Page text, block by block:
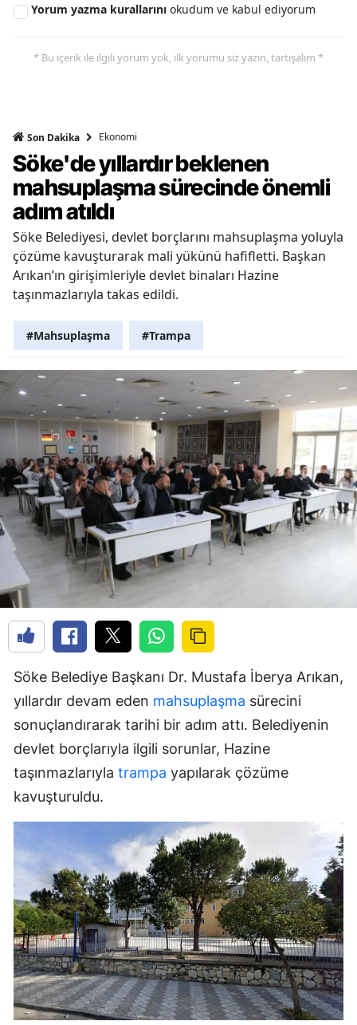
Yorum yazma kurallarını okudum ve kabul ediyorum
* Bu içerik ile ilgili yorum yok, ilk yorumu siz yazın, tartışalım *
Son Dakika Ekonomi
Söke'de yıllardır beklenen
mahsuplaşma sürecinde önemli
adım atıldı
Söke Belediyesi, devlet borçlarını mahsuplaşma yoluyla
çözüme kavuşturarak mali yükünü hafifletti. Başkan
Arıkan’ın girişimleriyle devlet binaları Hazine
taşınmazlarıyla takas edildi.
#Mahsuplaşma #Trampa
Söke Belediye Başkanı Dr. Mustafa İberya Arıkan,
yıllardır devam eden mahsuplaşma sürecini
sonuçlandırarak tarihi bir adım attı. Belediyenin
devlet borçlarıyla ilgili sorunlar, Hazine
taşınmazlarıyla trampa yapılarak çözüme
kavuşturuldu.